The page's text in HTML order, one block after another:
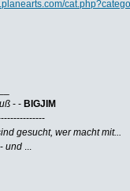
- - BIGJIM
gesucht, wer macht mit...
und ...